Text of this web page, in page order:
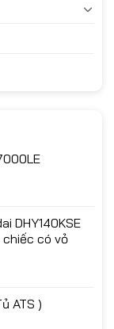
DHY140KSE
có vỏ
ATS )